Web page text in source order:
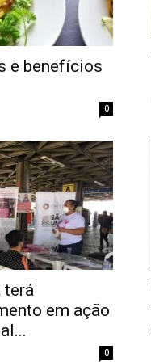
e benefícios
0
terá
em ação
0